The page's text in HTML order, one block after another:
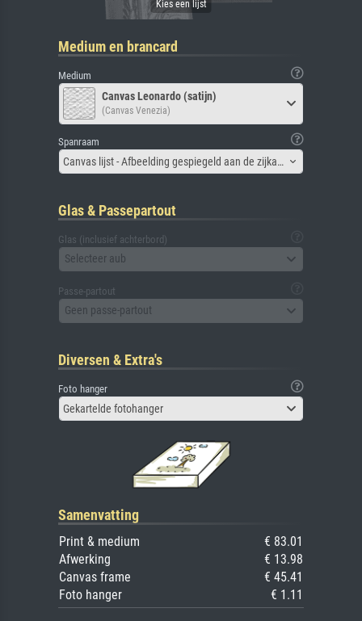
Medium en brancard
Medium
Canvas Leonardo (satijn)
(Canvas Venezia)
Spanraam
Canvas lijst - Afbeelding gespiegeld aan de zijkant
Glas & Passepartout
Glas (inclusief achterbord)
Selecteer aub
Passe-partout
Geen passe-partout
Diversen & Extra's
Foto hanger
Gekartelde fotohanger
Samenvatting
Print & medium
€ 83.01
Afwerking
€ 13.98
Canvas frame
€ 45.41
Foto hanger
€ 1.11